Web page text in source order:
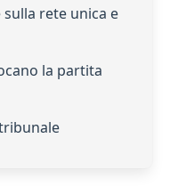
sulla rete unica e
la partita